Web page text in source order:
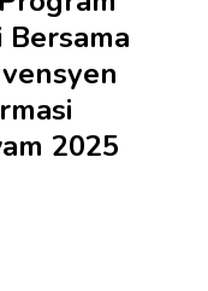
Bersama
2025